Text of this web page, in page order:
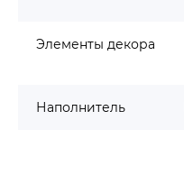
Элементы декора
Наполнитель